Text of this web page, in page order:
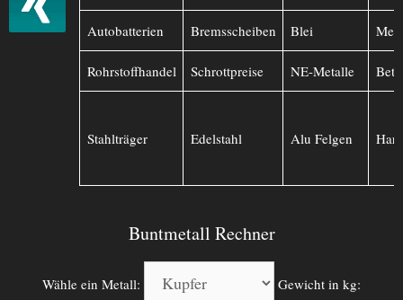
Autobatterien Bremsscheiben Blei
Rohrstoffhandel Schrottpreise NE-Metalle
Stahlträger Edelstahl Alu Felgen
Buntmetall Rechner
Wähle ein Metall: Gewicht in kg: